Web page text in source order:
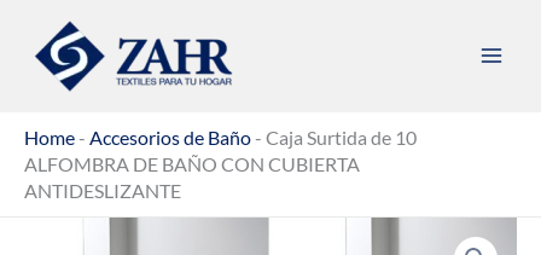
contenido
Home- Accesorios de Baño- Caja Surtida de 10
ALFOMBRA DE BAÑO CON CUBIERTA
ANTIDESLIZANTE